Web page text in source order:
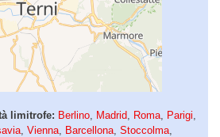
limitrofe: Berlino Madrid Roma Parigi
Vienna Barcellona Stoccolma